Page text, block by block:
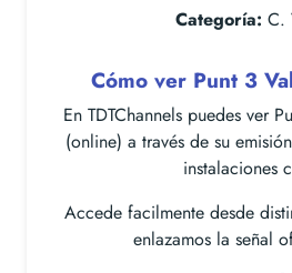
Categoría: C.
Cómo ver Punt 3
En TDTChannels puedes ver
(online) a través de su
instalaciones
Accede facilmente desde
enlazamos la señal